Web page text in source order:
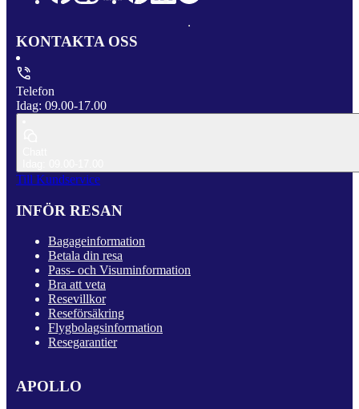
KONTAKTA OSS
Telefon
Idag: 09.00-17.00
Till Kundservice
INFÖR RESAN
Bagageinformation
Betala din resa
Pass- och Visuminformation
Bra att veta
Resevillkor
Reseförsäkring
Flygbolagsinformation
Resegarantier
APOLLO